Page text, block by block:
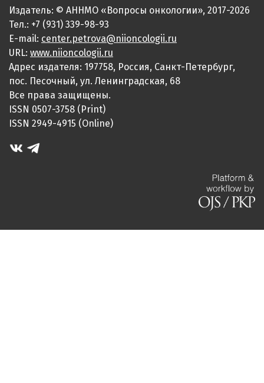
Издатель: © АННМО «Вопросы онкологии», 2017-2026
Тел.: +7 (931) 339-98-93
E-mail: center.petrova@niioncologii.ru
URL: www.niioncologii.ru
Адрес издателя: 197758, Россия, Санкт-Петербург,
пос. Песочный, ул. Ленинградская, 68
Все права защищены.
ISSN 0507-3758 (Print)
ISSN 2949-4915 (Online)